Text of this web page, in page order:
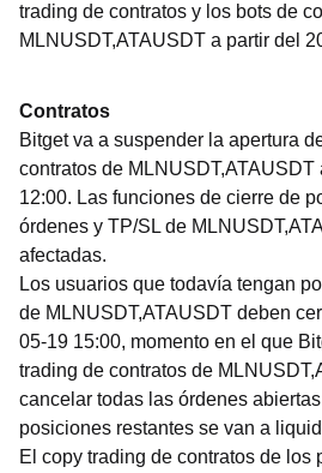
trading de contratos y los bots de
MLNUSDT,ATAUSDT a partir del
Contratos
Bitget va a suspender la apertura
contratos de
12:00. Las funciones de cierre de
órdenes y TP/SL de
afectadas.
Los usuarios que todavía tengan
de MLNUSDT,ATAUSDT deben
05-19 15:00, momento en el que
trading de contratos de
cancelar todas las órdenes
posiciones restantes se van a
El copy trading de contratos de los